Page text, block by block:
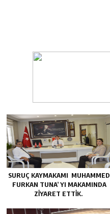
SURUÇ KAYMAKAMI MUHAMMED
FURKAN TUNA’ YI MAKAMINDA
ZİYARET ETTİK.